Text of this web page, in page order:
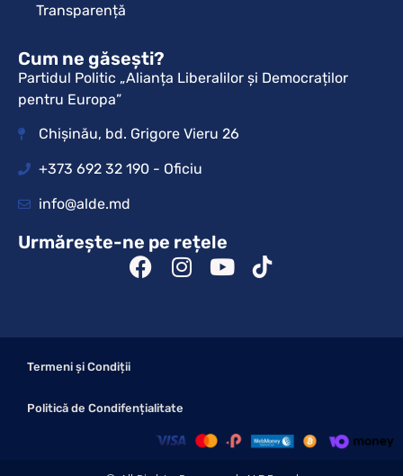
Transparență
Cum ne găsești?
Partidul Politic „Alianța Liberalilor și Democraților
pentru Europa”
Chișinău, bd. Grigore Vieru 26
+373 692 32 190 - Oficiu
info@alde.md
Urmărește-ne pe rețele
Termeni și Condiții
Politică de Condifențialitate